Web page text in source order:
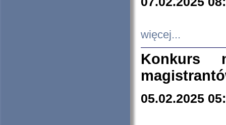
więcej...
Konkurs
05.02.2025